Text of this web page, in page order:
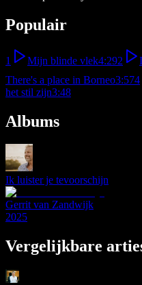
Populair
1 Mijn blinde vlek4:292
There's a place in Borneo3:574
het stil zijn3:48
Albums
Ik luister je tevoorschijn
Gerrit van Zandwijk
2025
Vergelijkbare